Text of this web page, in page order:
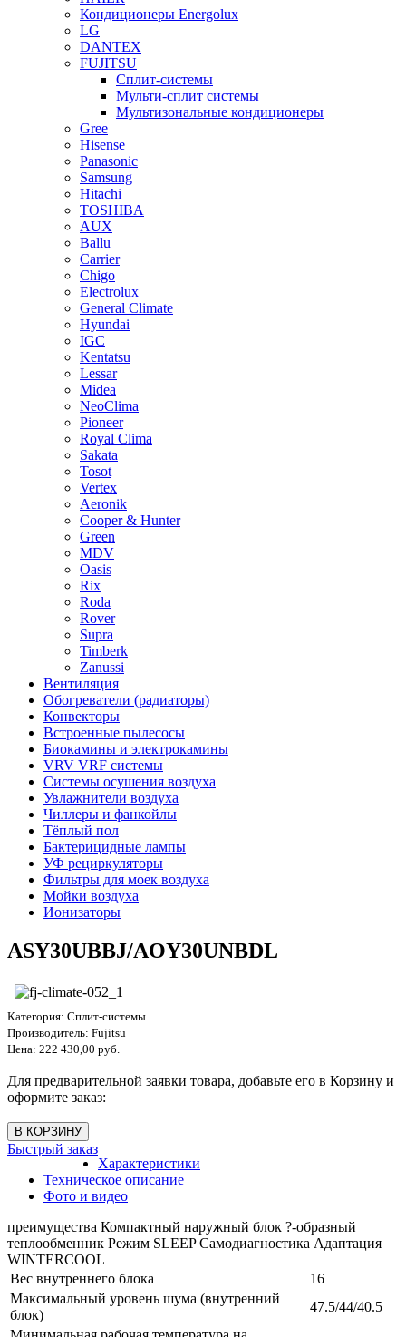
Кондиционеры Energolux
LG
DANTEX
FUJITSU
Сплит-системы
Мульти-сплит системы
Мультизональные кондиционеры
Gree
Hisense
Panasonic
Samsung
Hitachi
TOSHIBA
AUX
Ballu
Carrier
Chigo
Electrolux
General Climate
Hyundai
IGC
Kentatsu
Lessar
Midea
NeoClima
Pioneer
Royal Clima
Sakata
Tosot
Vertex
Aeronik
Cooper & Hunter
Green
MDV
Oasis
Rix
Roda
Rover
Supra
Timberk
Zanussi
Вентиляция
Обогреватели (радиаторы)
Конвекторы
Встроенные пылесосы
Биокамины и электрокамины
VRV VRF системы
Системы осушения воздуха
Увлажнители воздуха
Чиллеры и фанкойлы
Тёплый пол
Бактерицидные лампы
УФ рециркуляторы
Фильтры для моек воздуха
Мойки воздуха
Ионизаторы
ASY30UBBJ/AOY30UNBDL
Категория: Сплит-системы
Производитель: Fujitsu
Цена: 222 430,00 руб.
Для предварительной заявки товара, добавьте его в Корзину и
оформите заказ:
Быстрый заказ
Характеристики
Техническое описание
Фото и видео
преимущества Компактный наружный блок ?-образный
теплообменник Режим SLEEP Самодиагностика Адаптация
WINTERCOOL
Вес внутреннего блока
16
Максимальный уровень шума (внутренний
блок)
47.5/44/40.5